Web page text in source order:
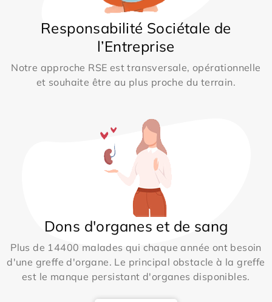
Responsabilité Sociétale de
l’Entreprise
Notre approche RSE est transversale, opérationnelle
et souhaite être au plus proche du terrain.
Dons d'organes et de sang
Plus de 14400 malades qui chaque année ont besoin
d'une greffe d'organe. Le principal obstacle à la greffe
est le manque persistant d'organes disponibles.